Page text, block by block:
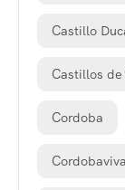
Castillo
Castillos
Cordoba
Cordobaviva